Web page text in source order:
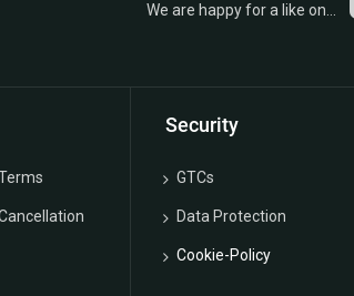
a like on...
Security
GTCs
Data Protection
Cookie-Policy